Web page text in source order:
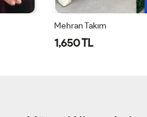
Mehran Takım
1,650 TL